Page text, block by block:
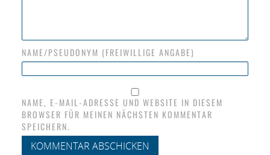
NAME/PSEUDONYM (FREIWILLIGE ANGABE)
NAME, E-MAIL-ADRESSE UND WEBSITE IN DIESEM
BROWSER FÜR MEINEN NÄCHSTEN KOMMENTAR
SPEICHERN.